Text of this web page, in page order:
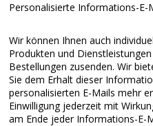
Personalisierte Informations-E-
Wir können Ihnen auch
Produkten und
Bestellungen zusenden. Wir
Sie dem Erhalt dieser
personalisierten E-Mails mehr
Einwilligung jederzeit mit
am Ende jeder Informations-E-